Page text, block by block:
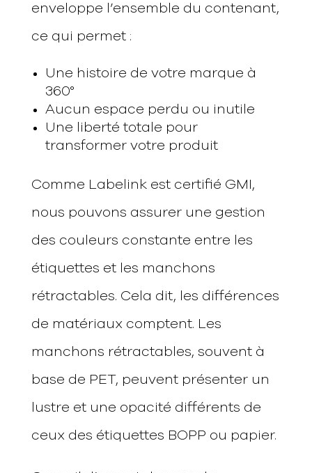
enveloppe l’ensemble du contenant,
ce qui permet :
Une histoire de votre marque à
360°
Aucun espace perdu ou inutile
Une liberté totale pour
transformer votre produit
Comme Labelink est certifié GMI,
nous pouvons assurer une gestion
des couleurs constante entre les
étiquettes et les manchons
rétractables. Cela dit, les différences
de matériaux comptent. Les
manchons rétractables, souvent à
base de PET, peuvent présenter un
lustre et une opacité différents de
ceux des étiquettes BOPP ou papier.